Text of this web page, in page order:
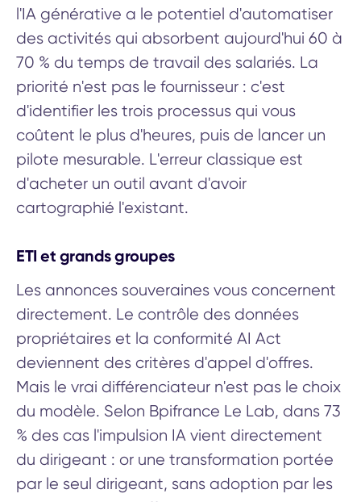
l'IA générative a le potentiel d'automatiser
des activités qui absorbent aujourd'hui 60 à
70 % du temps de travail des salariés. La
priorité n'est pas le fournisseur : c'est
d'identifier les trois processus qui vous
coûtent le plus d'heures, puis de lancer un
pilote mesurable. L'erreur classique est
d'acheter un outil avant d'avoir
cartographié l'existant.
ETI et grands groupes
Les annonces souveraines vous concernent
directement. Le contrôle des données
propriétaires et la conformité AI Act
deviennent des critères d'appel d'offres.
Mais le vrai différenciateur n'est pas le choix
du modèle. Selon Bpifrance Le Lab, dans 73
% des cas l'impulsion IA vient directement
du dirigeant : or une transformation portée
par le seul dirigeant, sans adoption par les